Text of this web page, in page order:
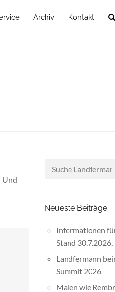
Archiv Kontakt
Und
Neueste Beiträge
Informationen
Stand
Landfermann
Summit 2026
Malen wie